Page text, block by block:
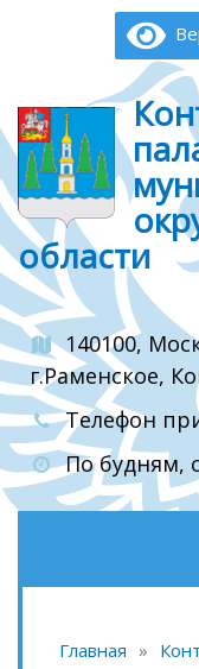
области
140100,
г.Раменское,
Телефон
По будням,
Главная »